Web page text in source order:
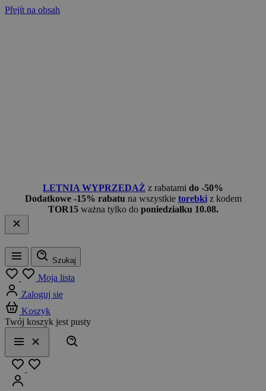
Přejít na obsah
LETNIA WYPRZEDAŻ z rabatami do -50%
Dodatkowe -15% rabatu na wszystkie torebkiz kodem
TOR15 ważna tylko do poniedziałku 10.08.
Menu
Szukaj
Moja lista
Zaloguj się
Koszyk
Twój koszyk jest pusty
Menu
Zamknij